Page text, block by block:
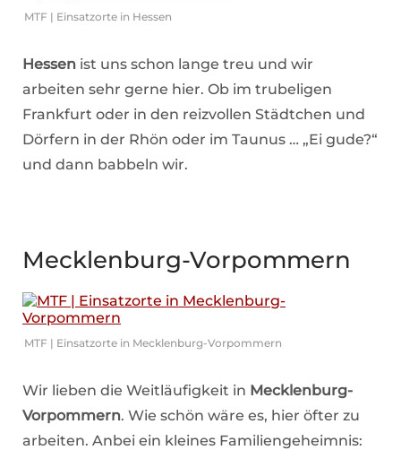
MTF | Einsatzorte in Hessen
Hessen ist uns schon lange treu und wir
arbeiten sehr gerne hier. Ob im trubeligen
Frankfurt oder in den reizvollen Städtchen und
Dörfern in der Rhön oder im Taunus … „Ei gude?“
und dann babbeln wir.
Mecklenburg-Vorpommern
MTF | Einsatzorte in Mecklenburg-Vorpommern
Wir lieben die Weitläufigkeit in Mecklenburg-
Vorpommern. Wie schön wäre es, hier öfter zu
arbeiten. Anbei ein kleines Familiengeheimnis: